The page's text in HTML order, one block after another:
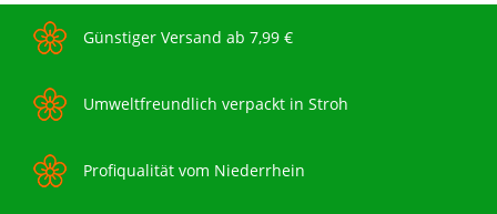
Günstiger Versand ab 7,99 €
Umweltfreundlich verpackt in Stroh
Profiqualität vom Niederrhein